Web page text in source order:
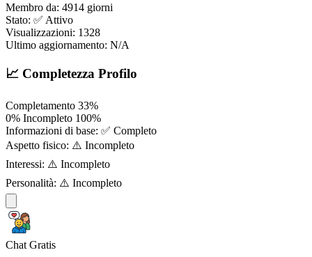
Membro da: 4914 giorni
Stato: ✅ Attivo
Visualizzazioni: 1328
Ultimo aggiornamento: N/A
📈 Completezza Profilo
Completamento 33%
0% Incompleto 100%
Informazioni di base: ✅ Completo
Aspetto fisico: ⚠️ Incompleto
Interessi: ⚠️ Incompleto
Personalità: ⚠️ Incompleto
Chat Gratis